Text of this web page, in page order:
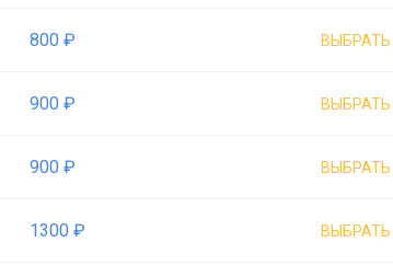
800 ₽ ВЫБРАТЬ
900 ₽ ВЫБРАТЬ
900 ₽ ВЫБРАТЬ
1300 ₽ ВЫБРАТЬ